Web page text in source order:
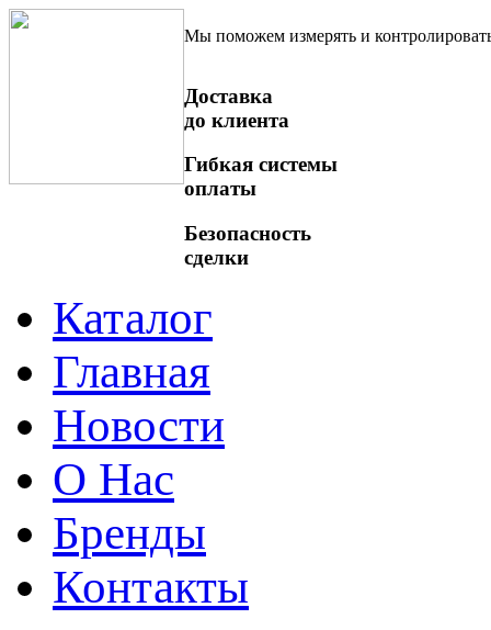
Мы поможем измерять и
Доставка
до клиента
Гибкая системы
оплаты
Безопасность
сделки
Каталог
Главная
Новости
О Нас
Бренды
Контакты